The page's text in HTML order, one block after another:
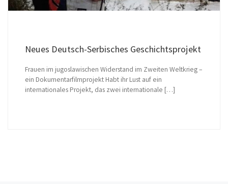
Neues Deutsch-Serbisches Geschichtsprojekt
Frauen im jugoslawischen Widerstand im Zweiten Weltkrieg –
ein Dokumentarfilmprojekt Habt ihr Lust auf ein
internationales Projekt, das zwei internationale […]